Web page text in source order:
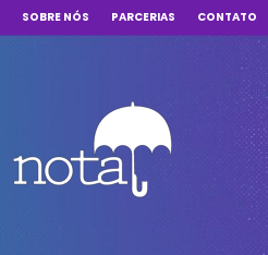
SOBRE NÓS PARCERIAS CONTATO